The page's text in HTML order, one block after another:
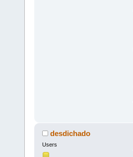
desdichado
Users